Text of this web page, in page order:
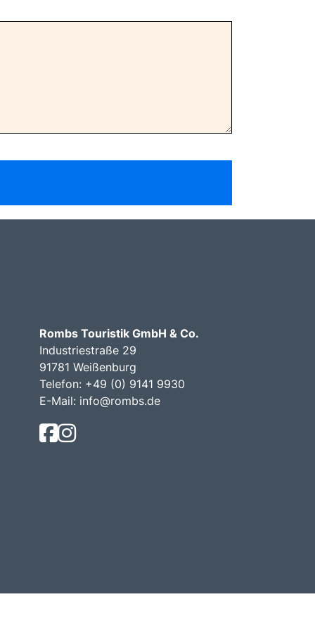
Rombs Touristik GmbH & Co.
Industriestraße 29
91781 Weißenburg
Telefon: +49 (0) 9141 9930
E-Mail: info@rombs.de